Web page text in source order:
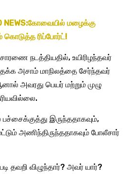
NEWS:கோவையில் மழைக்கு
கொடுத்த ரிப்போர்ட்!
நடத்தியதில், உயிரிழந்தவர்
அசாம் மாநிலத்தை சேர்ந்தவர்
அவரது பெயர் மற்றும் முழு
பச்சைக்குத்து இருந்ததாகவும்,
அணிந்திருந்ததாகவும் போலீசார்
தவறி விழுந்தார்? அவர் யார்?